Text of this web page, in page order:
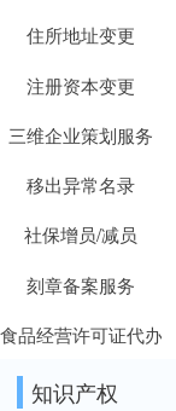
住所地址变更
注册资本变更
三维企业策划服务
移出异常名录
社保增员/减员
刻章备案服务
食品经营许可证代办
知识产权